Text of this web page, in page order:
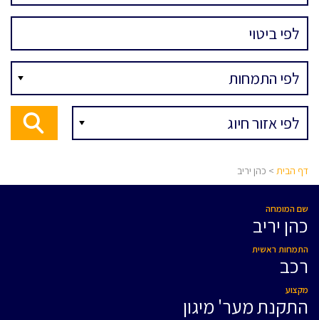
דף הבית > כהן יריב
שם המומחה
כהן יריב
התמחות ראשית
רכב
מקצוע
התקנת מער' מיגון